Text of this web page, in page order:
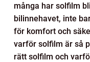
många har solfilm
bilinnehavet, inte
för komfort och
varför solfilm är så
rätt solfilm och